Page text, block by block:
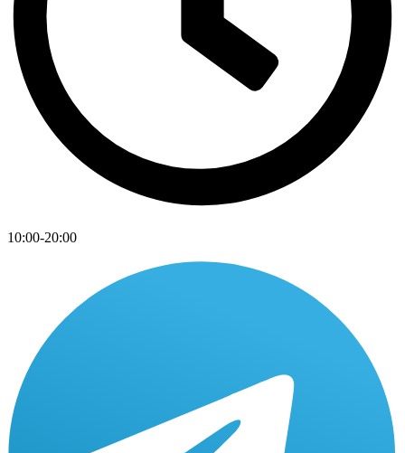
10:00-20:00